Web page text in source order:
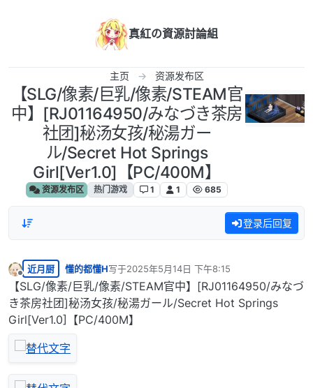
真紅の資源討論組
主页 资源发布区
【SLG/像素/巨乳/像素/STEAM官
中】[RJ01164950/みなづき茶房
社团]秘汤女孩/秘湯ガー
ル/Secret Hot Springs
Girl[Ver1.0]【PC/400M】
资源发布区 热门游戏 1 1 685
登录后回复
离线
近月厨 懂的都懂H写于2025年5月14日 下午8:15
最后由 编辑
【SLG/像素/巨乳/像素/STEAM官中】[RJ01164950/みなづ
き茶房社团]秘汤女孩/秘湯ガール/Secret Hot Springs
Girl[Ver1.0]【PC/400M】